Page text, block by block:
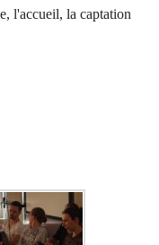
l'accueil, la captation